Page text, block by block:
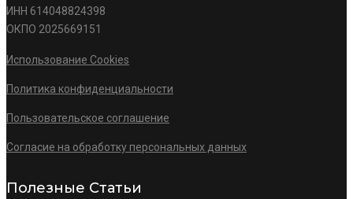
ИНН 614048824398
ОКПО 2025669151
Использование Cookies
Политика конфиденциальности
Пользовательское соглашение
Согласие на обработку персональных данных
Полезные Статьи